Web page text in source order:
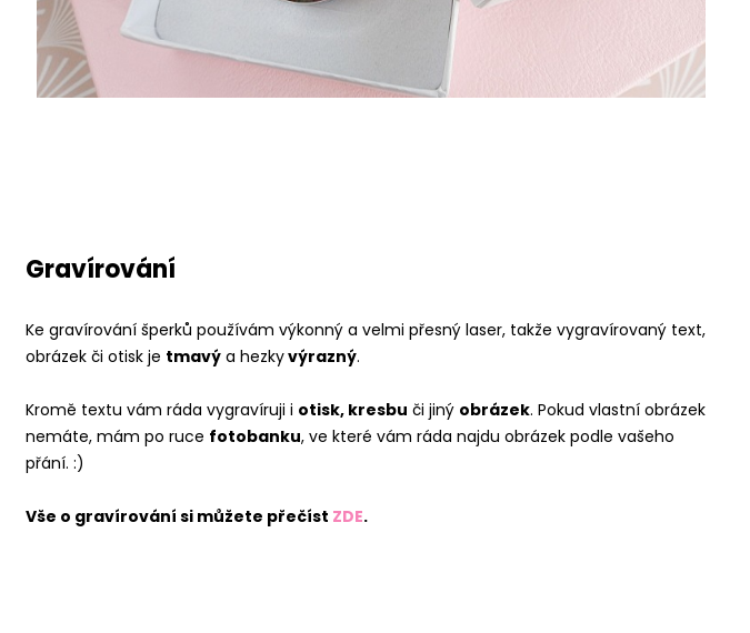
Gravírování
Ke gravírování šperků používám výkonný a velmi přesný laser, takže vygravírovaný text,
obrázek či otisk je tmavý a hezkyvýrazný.
Kromě textu vám ráda vygravíruji i otisk, kresbu či jiný obrázek. Pokud vlastní obrázek
nemáte, mám po ruce fotobanku, ve které vám ráda najdu obrázek podle vašeho
přání. :)
Vše o gravírování si můžete přečíst ZDE.